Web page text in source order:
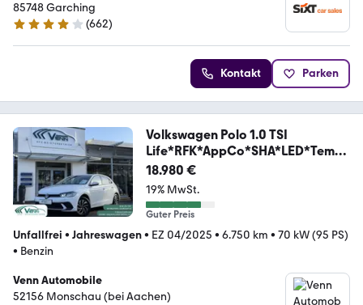
85748 Garching
4.1 Sterne
(662)
Kontakt Parken
Volkswagen Polo 1.0 TSI
Life*RFK*AppCo*SHA*LED*Temp
o*DAB
18.980 €
19% MwSt.
Guter Preis
Unfallfrei • Jahreswagen• EZ 04/2025 • 6.750 km • 70 kW (95 PS)
• Benzin
Venn Automobile
52156 Monschau (bei Aachen)